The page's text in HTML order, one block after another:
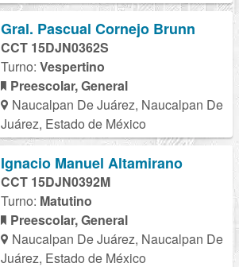
Gral. Pascual Cornejo Brunn
CCT 15DJN0362S
Turno: Vespertino
Preescolar, General
Naucalpan De Juárez, Naucalpan De
Juárez, Estado de México
Ignacio Manuel Altamirano
CCT 15DJN0392M
Turno: Matutino
Preescolar, General
Naucalpan De Juárez, Naucalpan De
Juárez, Estado de México